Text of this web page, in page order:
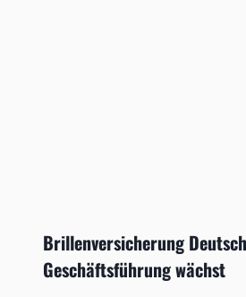
Brillenversicherung
Geschäftsführung wächst